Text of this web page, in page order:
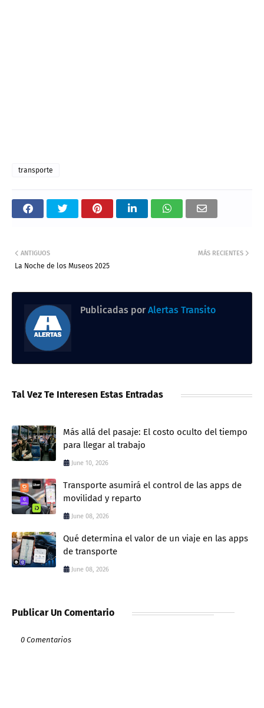
transporte
MÁS RECIENTES
ANTIGUOS
La Noche de los Museos 2025
Publicadas por Alertas Transito
Tal Vez Te Interesen Estas Entradas
Más allá del pasaje: El costo oculto del tiempo
para llegar al trabajo
June 10, 2026
Transporte asumirá el control de las apps de
movilidad y reparto
June 08, 2026
Qué determina el valor de un viaje en las apps
de transporte
June 08, 2026
Publicar Un Comentario
0 Comentarios